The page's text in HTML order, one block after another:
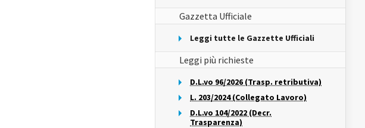
Gazzetta Ufficiale
Leggi tutte le Gazzette Ufficiali
Leggi più richieste
D.L.vo 96/2026 (Trasp. retributiva)
L. 203/2024 (Collegato Lavoro)
D.L.vo 104/2022 (Decr.
Trasparenza)